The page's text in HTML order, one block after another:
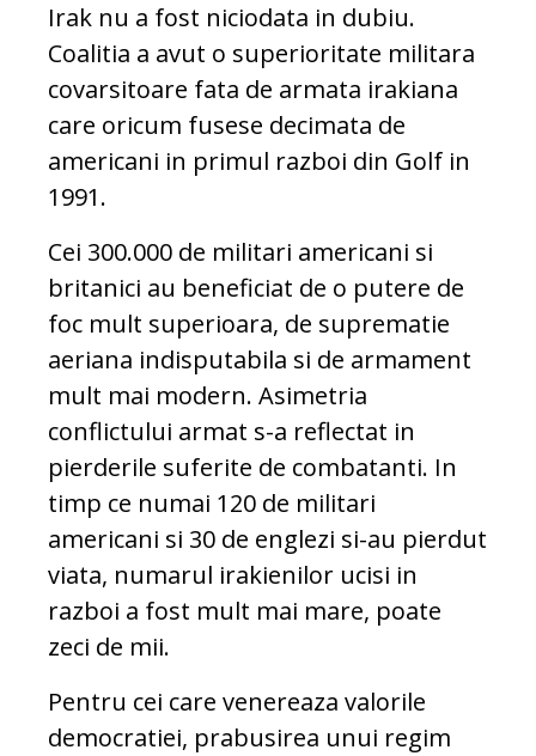
Irak nu a fost niciodata in dubiu.
Coalitia a avut o superioritate militara
covarsitoare fata de armata irakiana
care oricum fusese decimata de
americani in primul razboi din Golf in
1991.
Cei 300.000 de militari americani si
britanici au beneficiat de o putere de
foc mult superioara, de suprematie
aeriana indisputabila si de armament
mult mai modern. Asimetria
conflictului armat s-a reflectat in
pierderile suferite de combatanti. In
timp ce numai 120 de militari
americani si 30 de englezi si-au pierdut
viata, numarul irakienilor ucisi in
razboi a fost mult mai mare, poate
zeci de mii.
Pentru cei care venereaza valorile
democratiei, prabusirea unui regim